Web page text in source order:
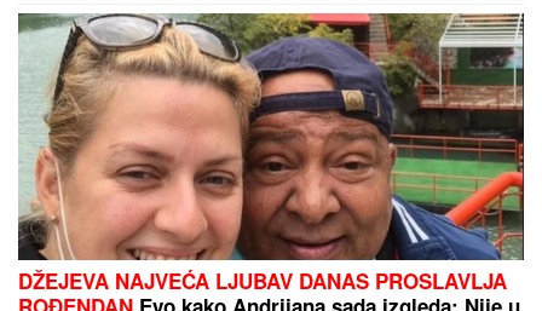
(FOTO) SVI GLEDAJU U SARU JO!
Pevačica i Aleksej Bjelogrlić ne
skidaju osmeh sa lica, a ona jednim
potezom OČARALA SVE